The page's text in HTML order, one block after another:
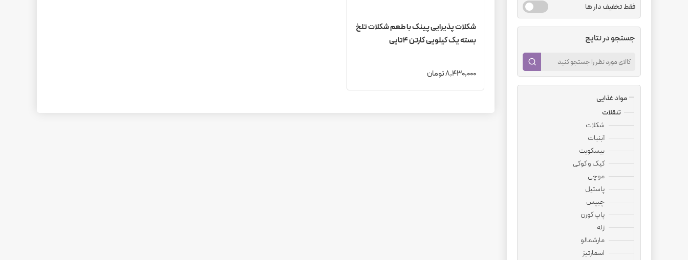
فقط تخفیف دار ها
جستجو در نتایج
مواد غذایی
تنقلات
شکلات
آبنبات
بیسکویت
کیک و کوکی
موچی
پاستیل
چیپس
پاپ کورن
ژله
مارشمالو
اسمارتیز
شکلات پذیرایی پینک با طعم شکلات تلخ
بسته یک کیلویی کارتن 4تایی
8,430,000 تومان